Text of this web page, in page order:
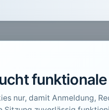
nur, damit Anmeldung,